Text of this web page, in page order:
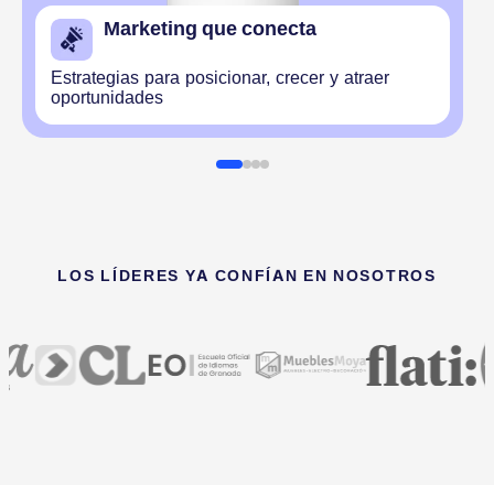
Marketing que conecta
Estrategias para posicionar, crecer y atraer
oportunidades
LOS LÍDERES YA CONFÍAN EN NOSOTROS